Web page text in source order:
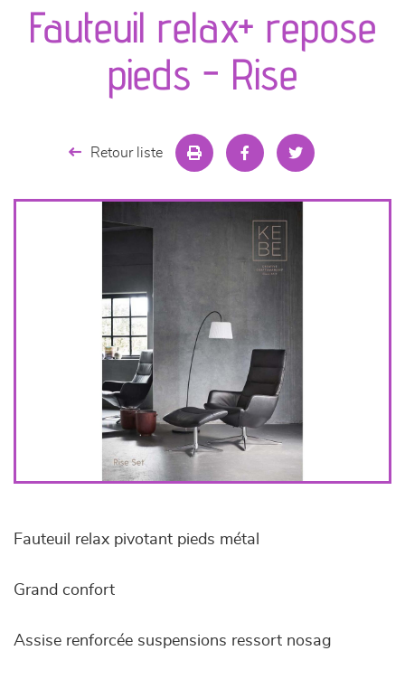
séjours
meubles de complément
décoration
Fauteuil relax+ repose
pieds - Rise
Retour liste
Fauteuil relax pivotant pieds métal
Grand confort
Assise renforcée suspensions ressort nosag